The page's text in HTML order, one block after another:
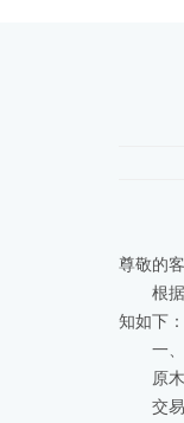
尊敬的客
根
知如下：
一
原
交